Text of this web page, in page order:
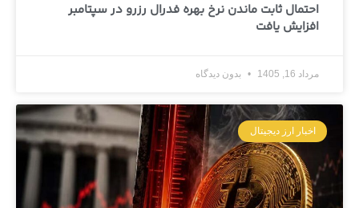
احتمال ثابت ماندن نرخ بهره فدرال رزرو در سپتامبر
افزایش یافت
مرداد 16, 1405 بدون دیدگاه
اخبار ارز دیجیتال